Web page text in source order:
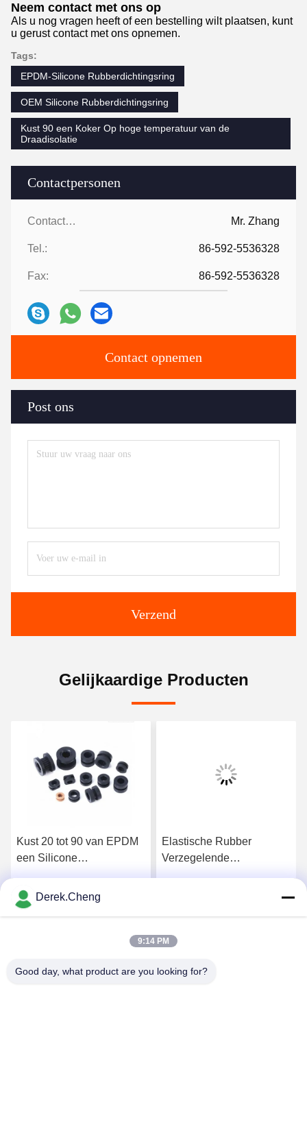
Contactpersonen
Contactpersonen: Mr. Zhang
Tel.: 86-592-5536328
Fax: 86-592-5536328
Contact opnemen
Post ons
Verzend
Neem contact met ons op
Als u nog vragen heeft of een bestelling wilt plaatsen, kunt
u gerust contact met ons opnemen.
Tags:
EPDM-Silicone Rubberdichtingsring
OEM Silicone Rubberdichtingsring
Kust 90 een Koker Op hoge temperatuur van de
Draadisolatie
Gelijkaardige Producten
Kust 20 tot 90 van EPDM
een Silicone
Elastische Rubber
Verzegelende
Derek.Cheng
9:14 PM
Good day, what product are you looking for?